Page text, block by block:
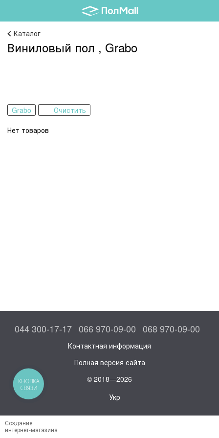
Каталог
Виниловый пол , Grabo
Grabo Очистить
Нет товаров
044 300-17-17 066 970-09-00 068 970-09-00
Контактная информация
Полная версия сайта
© 2018—2026
Укр
Создание
интернет-магазина
КНОПКА
СВЯЗИ